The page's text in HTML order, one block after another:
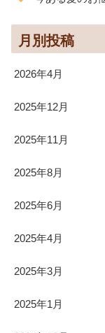
月別投稿
2026年4月
2025年12月
2025年11月
2025年8月
2025年6月
2025年4月
2025年3月
2025年1月